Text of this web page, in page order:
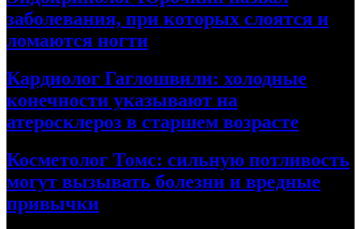
заболевания, при которых слоятся и
ломаются ногти
Кардиолог Гаглошвили: холодные
конечности указывают на
атеросклероз в старшем возрасте
Косметолог Томс: сильную потливость
могут вызывать болезни и вредные
привычки